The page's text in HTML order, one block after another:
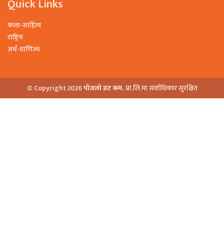
Quick Links
कला-साहित्य
राष्ट्रिय
अर्थ-वाणिज्य
© Copyright 2026पाँजलो डट कम.प्रा.लि.मा सर्वाधिकार सुरक्षित